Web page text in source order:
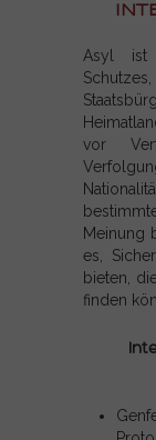
Asyl ist
vor
Meinung
es,
bieten,
finden